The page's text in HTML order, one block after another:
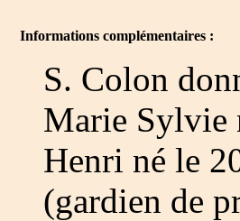
Informations complémentaires :
S. Colon
Marie Sylvie
Henri né le
(gardien de